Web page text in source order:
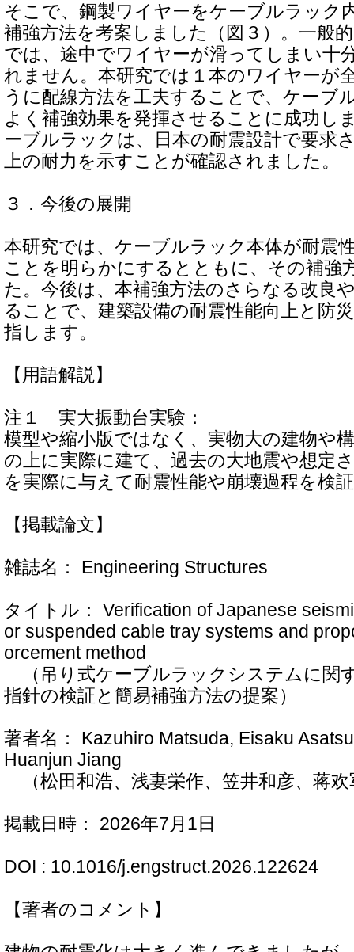
そこで、鋼製ワイヤーをケーブルラック
補強方法を考案しました（図３）。一般
では、途中でワイヤーが滑ってしまい十
れません。本研究では１本のワイヤーが
うに配線方法を工夫することで、ケーブ
よく補強効果を発揮させることに成功し
ーブルラックは、日本の耐震設計で要求
上の耐力を示すことが確認されました。
３．今後の展開
本研究では、ケーブルラック本体が耐震
ことを明らかにするとともに、その補強
た。今後は、本補強方法のさらなる改良
ることで、建築設備の耐震性能向上と防
指します。
【用語解説】
注１ 実大振動台実験：
模型や縮小版ではなく、実物大の建物や
の上に実際に建て、過去の大地震や想定
を実際に与えて耐震性能や崩壊過程を検
【掲載論文】
雑誌名： Engineering Structures
タイトル： Verification of Japanese
or suspended cable tray systems and
orcement method
（吊り式ケーブルラックシステムに関
指針の検証と簡易補強方法の提案）
著者名： Kazuhiro Matsuda, Eisaku
Huanjun Jiang
（松田和浩、浅妻栄作、笠井和彦、蒋欢
掲載日時： 2026年7月1日
DOI : 10.1016/j.engstruct.2026.122624
【著者のコメント】